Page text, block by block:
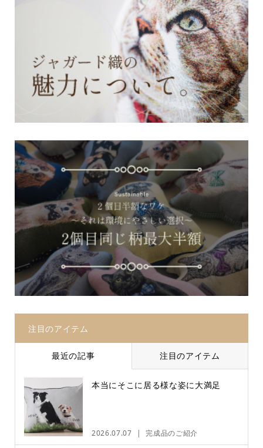
注目のアイテム
最近の記事 注目のアイテム
本当にそこに居る様な姿に大満足
2026.07.07 完成品のご紹介